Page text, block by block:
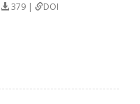
379 |
DOI